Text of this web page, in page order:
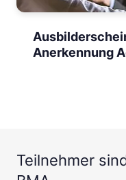
Anerkennung
Teilnehmer